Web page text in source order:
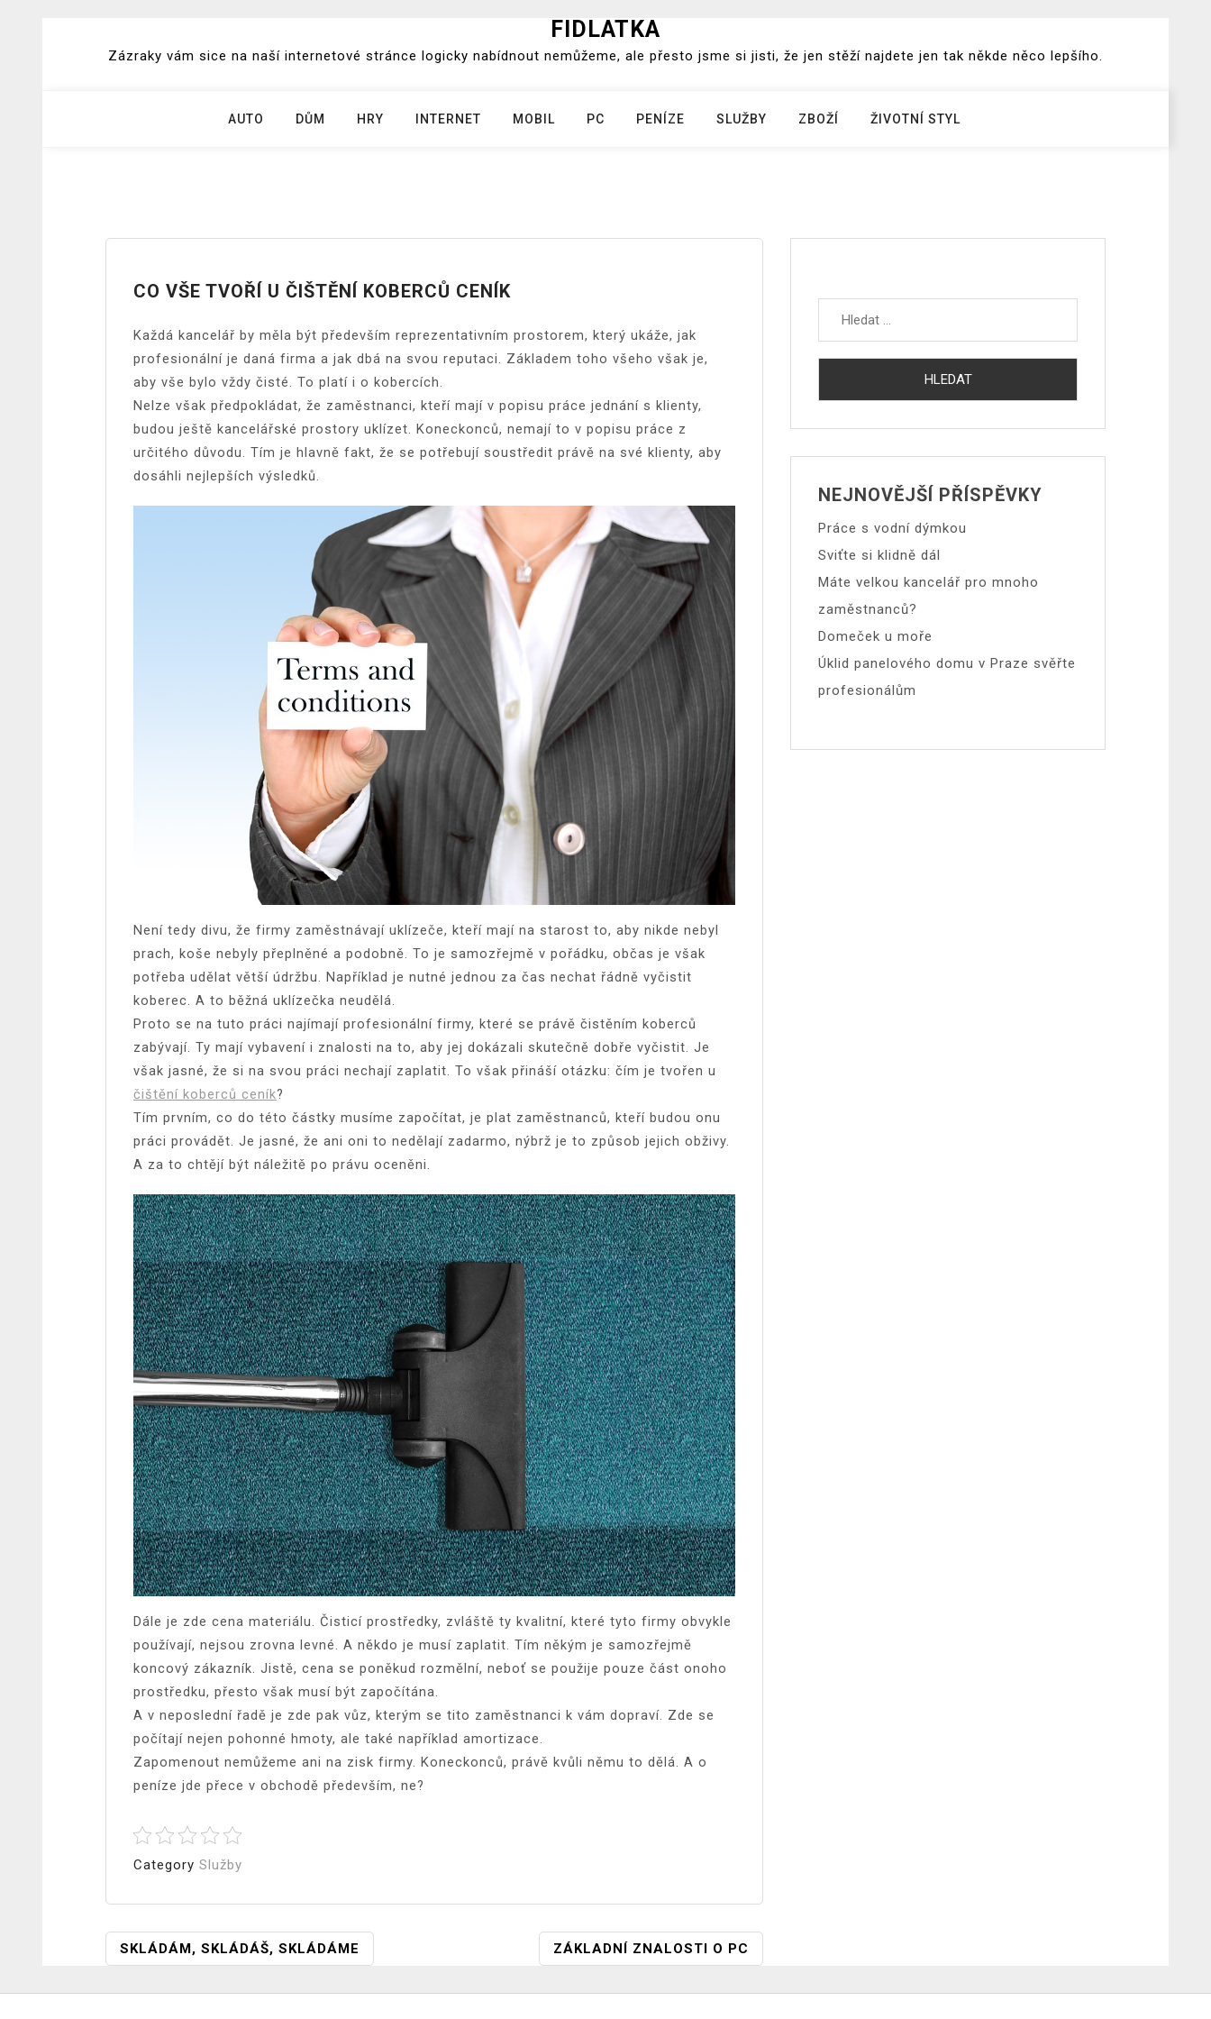
FIDLATKA
Zázraky vám sice na naší internetové stránce logicky nabídnout nemůžeme, ale přesto jsme si jisti, že jen stěží najdete jen tak někde něco lepšího.
AUTO DŮM HRY INTERNET MOBIL PC PENÍZE SLUŽBY ZBOŽÍ ŽIVOTNÍ STYL
CO VŠE TVOŘÍ U ČIŠTĚNÍ KOBERCŮ CENÍK
Každá kancelář by měla být především reprezentativním prostorem, který ukáže, jak
profesionální je daná firma a jak dbá na svou reputaci. Základem toho všeho však je,
aby vše bylo vždy čisté. To platí i o kobercích.
Nelze však předpokládat, že zaměstnanci, kteří mají v popisu práce jednání s klienty,
budou ještě kancelářské prostory uklízet. Koneckonců, nemají to v popisu práce z
určitého důvodu. Tím je hlavně fakt, že se potřebují soustředit právě na své klienty, aby
dosáhli nejlepších výsledků.
Není tedy divu, že firmy zaměstnávají uklízeče, kteří mají na starost to, aby nikde nebyl
prach, koše nebyly přeplněné a podobně. To je samozřejmě v pořádku, občas je však
potřeba udělat větší údržbu. Například je nutné jednou za čas nechat řádně vyčistit
koberec. A to běžná uklízečka neudělá.
Proto se na tuto práci najímají profesionální firmy, které se právě čistěním koberců
zabývají. Ty mají vybavení i znalosti na to, aby jej dokázali skutečně dobře vyčistit. Je
však jasné, že si na svou práci nechají zaplatit. To však přináší otázku: čím je tvořen u
čištění koberců ceník?
Tím prvním, co do této částky musíme započítat, je plat zaměstnanců, kteří budou onu
práci provádět. Je jasné, že ani oni to nedělají zadarmo, nýbrž je to způsob jejich obživy.
A za to chtějí být náležitě po právu oceněni.
Dále je zde cena materiálu. Čisticí prostředky, zvláště ty kvalitní, které tyto firmy obvykle
používají, nejsou zrovna levné. A někdo je musí zaplatit. Tím někým je samozřejmě
koncový zákazník. Jistě, cena se poněkud rozmělní, neboť se použije pouze část onoho
prostředku, přesto však musí být započítána.
A v neposlední řadě je zde pak vůz, kterým se tito zaměstnanci k vám dopraví. Zde se
počítají nejen pohonné hmoty, ale také například amortizace.
Zapomenout nemůžeme ani na zisk firmy. Koneckonců, právě kvůli němu to dělá. A o
peníze jde přece v obchodě především, ne?
Category Služby
Navigace
SKLÁDÁM, SKLÁDÁŠ, SKLÁDÁME ZÁKLADNÍ ZNALOSTI O PC
NEJNOVĚJŠÍ PŘÍSPĚVKY
Práce s vodní dýmkou
Sviťte si klidně dál
Máte velkou kancelář pro mnoho
zaměstnanců?
Domeček u moře
Úklid panelového domu v Praze svěřte
profesionálům